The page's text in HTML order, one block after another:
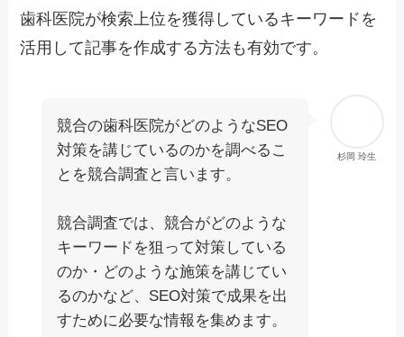
歯科医院が検索上位を獲得しているキーワードを
活用して記事を作成する方法も有効です。
杉岡 玲生
競合の歯科医院がどのようなSEO
対策を講じているのかを調べるこ
とを競合調査と言います。
競合調査では、競合がどのような
キーワードを狙って対策している
のか・どのような施策を講じてい
るのかなど、SEO対策で成果を出
すために必要な情報を集めます。